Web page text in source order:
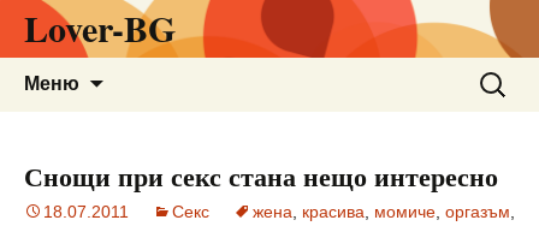
Lover-BG
Меню
за:
Снощи при секс стана нещо интересно
18.07.2011 Секс жена красива момиче оргазъм